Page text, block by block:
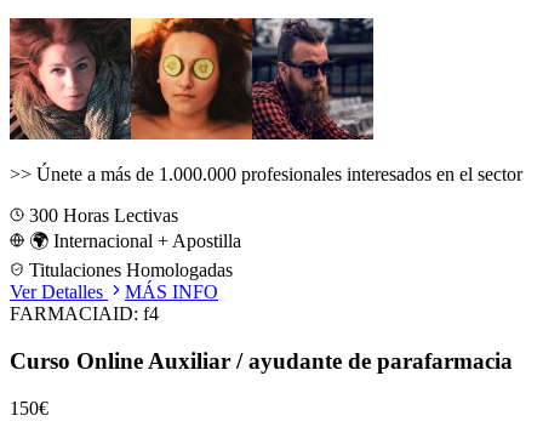
>> Únete a más de 1.000.000 profesionales interesados en el sector
300 Horas Lectivas
🌍 Internacional + Apostilla
Titulaciones Homologadas
Ver Detalles
MÁS INFO
FARMACIAID: f4
Curso Online Auxiliar / ayudante de parafarmacia
150€